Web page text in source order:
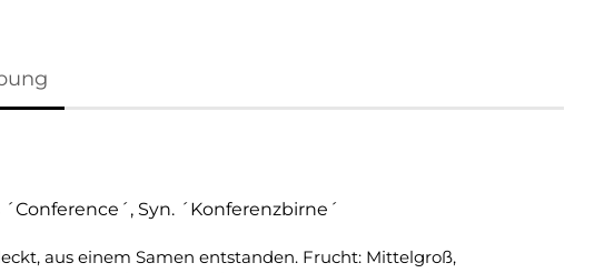
Syn. ´Konferenzbirne´
aus einem Samen entstanden. Frucht: Mittelgroß,